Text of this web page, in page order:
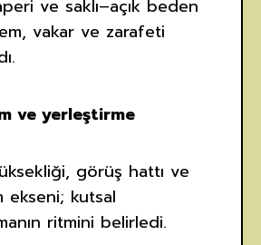
ve saklı–açık beden
vakar ve zarafeti
ve yerleştirme
görüş hattı ve
ekseni; kutsal
ritmini belirledi.